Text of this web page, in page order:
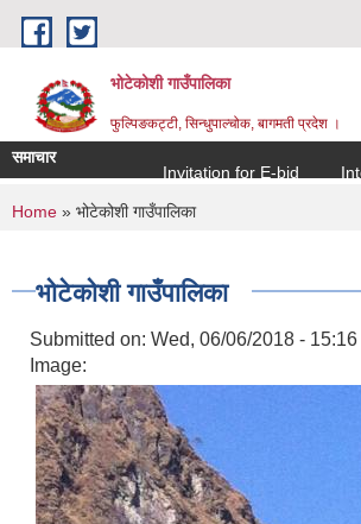
Skip to main content
भोटेकोशी गाउँपालिका
फुल्पिङकट्टी, सिन्धुपाल्चोक, बागमती प्रदेश ।
समाचार
Invitation for E-bid
You are here
Home » भोटेकोशी गाउँपालिका
भोटेकोशी गाउँपालिका
Submitted on: Wed, 06/06/2018 - 15:16
Image: